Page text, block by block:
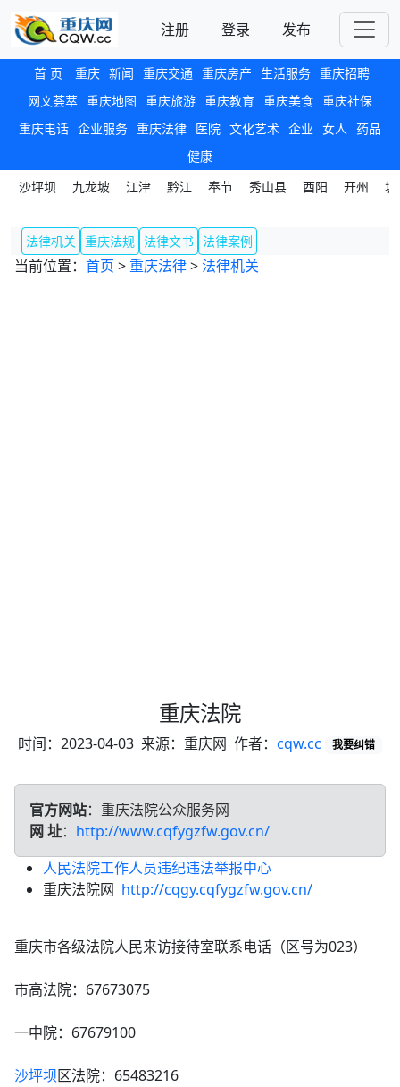
注册 登录 发布
首 页 重庆 新闻 重庆交通 重庆房产 生活服务 重庆招聘
网文荟萃 重庆地图 重庆旅游 重庆教育 重庆美食 重庆社保
重庆电话 企业服务 重庆法律 医院 文化艺术 企业 女人 药品
健康
沙坪坝
九龙坡 江津 黔江 奉节 秀山县 酉阳 开州
法律机关 重庆法规 法律文书 法律案例
当前位置： 首页 > 重庆法律>法律机关
重庆法院
时间：2023-04-03 来源：重庆网 作者：cqw.cc 我要纠错
官方网站：重庆法院公众服务网
网 址： http://www.cqfygzfw.gov.cn/
人民法院工作人员违纪违法举报中心
重庆法院网 http://cqgy.cqfygzfw.gov.cn/
重庆市各级法院人民来访接待室联系电话（区号为023）
市高法院：67673075
一中院：67679100
沙坪坝区法院：65483216